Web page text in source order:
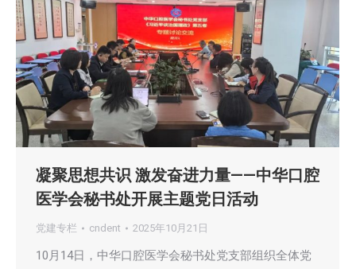
凝聚思想共识 激发奋进力量——中华口腔
医学会秘书处开展主题党日活动
党建专栏 cndent 2025年10月21日
10月14日，中华口腔医学会秘书处党支部组织全体党